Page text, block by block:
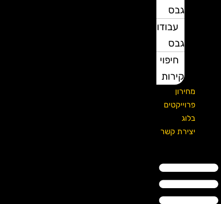
גבס
עבודות
גבס
חיפוי
קירות
מחירון
פרוייקטים
בלוג
יצירת קשר